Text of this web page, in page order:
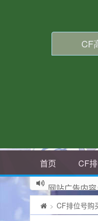
首页 CF
网站广告内
> CF排位号购